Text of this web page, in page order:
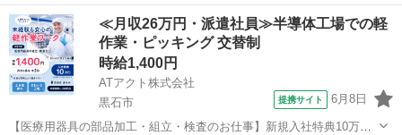
「所持金が少なく、生活が不安」 「寮付きの仕事をすぐに始めたい」
「新しい土地で生活を立て直したい」 このようなお悩みを抱えている
方は、一人...
青森 青森市 その他 ゴールデンウィーク
≪月収26万円・派遣社員≫半導体工場での軽
作業・ピッキング 交替制
時給1,400円
ATアクト株式会社
黒石市
提携サイト 6月8日
【医療用器具の部品加工・組立・検査のお仕事】新規入社特典10万円